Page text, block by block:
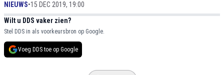
NIEUWS•15 DEC 2019, 19:00
Wilt u DDS vaker zien?
Stel DDS in als voorkeursbron op Google.
Voeg DDS toe op Google